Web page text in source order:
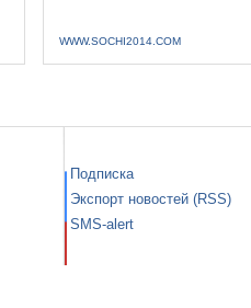
WWW.SOCHI2014.COM
Подписка
Экспорт новостей (RSS)
SMS-alert